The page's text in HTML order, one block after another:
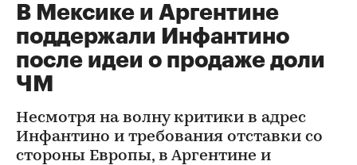
В Мексике и Аргентине
поддержали Инфантино
после идеи о продаже доли
ЧМ
Несмотря на волну критики в адрес
Инфантино и требования отставки со
стороны Европы, в Аргентине и